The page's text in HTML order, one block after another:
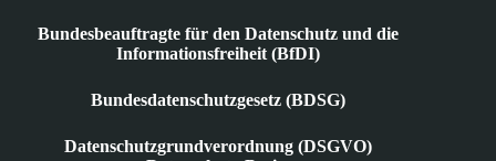
Bundesbeauftragte für den Datenschutz und die
Informationsfreiheit (BfDI)
Bundesdatenschutzgesetz (BDSG)
Datenschutzgrundverordnung (DSGVO)